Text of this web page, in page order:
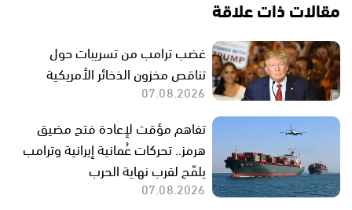
مقالات ذات علاقة
غضب ترامب من تسريبات حول
تناقص مخزون الذخائر الأمريكية
07.08.2026
تفاهم مؤقت لإعادة فتح مضيق
هرمز.. تحركات عُمانية إيرانية وترامب
يلمّح لقرب نهاية الحرب
07.08.2026